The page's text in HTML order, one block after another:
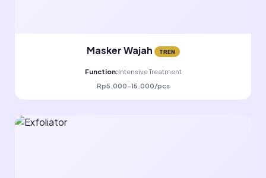
Masker Wajah TREN
Function:Intensive Treatment
Rp5.000-15.000/pcs